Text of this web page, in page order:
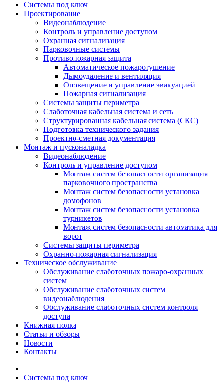
Системы под ключ
Проектирование
Видеонаблюдение
Контроль и управление доступом
Охранная сигнализация
Парковочные системы
Противопожарная защита
Автоматическое пожаротушение
Дымоудаление и вентиляция
Оповещение и управление эвакуацией
Пожарная сигнализация
Системы защиты периметра
Слаботочная кабельная система и сеть
Структурированная кабельная система (СКС)
Подготовка технического задания
Проектно-сметная документация
Монтаж и пусконаладка
Видеонаблюдение
Контроль и управление доступом
Монтаж систем безопасности организация
парковочного пространства
Монтаж систем безопасности установка
домофонов
Монтаж систем безопасности установка
турникетов
Монтаж систем безопасности автоматика для
ворот
Системы защиты периметра
Охранно-пожарная сигнализация
Техническое обслуживание
Обслуживание слаботочных пожаро-охранных
систем
Обслуживание слаботочных систем
видеонаблюдения
Обслуживание слаботочных систем контроля
доступа
Книжная полка
Статьи и обзоры
Новости
Контакты
Системы под ключ